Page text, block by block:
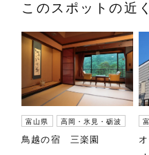
このスポットの近
富山県 高岡・氷見・砺波
鳥越の宿 三楽園